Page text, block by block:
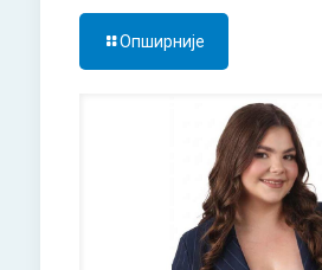
Опширније